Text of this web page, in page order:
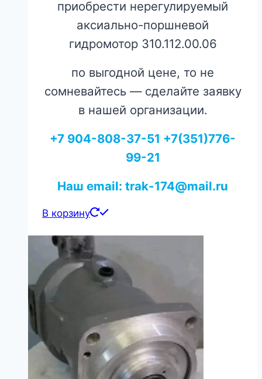
приобрести нерегулируемый
аксиально-поршневой
гидромотор 310.112.00.06
по выгодной цене, то не
сомневайтесь — сделайте заявку
в нашей организации.
+7 904-808-37-51 +7(351)776-
99-21
Наш email: trak-174@mail.ru
В корзину